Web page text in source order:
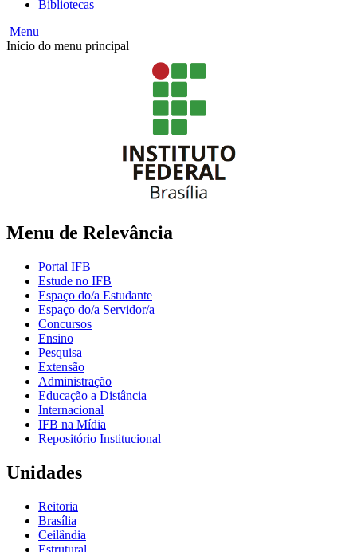
Bibliotecas
Menu
Início do menu principal
Menu de Relevância
Portal IFB
Estude no IFB
Espaço do/a Estudante
Espaço do/a Servidor/a
Concursos
Ensino
Pesquisa
Extensão
Administração
Educação a Distância
Internacional
IFB na Mídia
Repositório Institucional
Unidades
Reitoria
Brasília
Ceilândia
Estrutural